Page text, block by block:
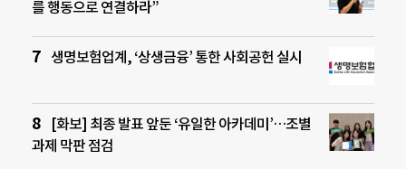
를 행동으로 연결하라”
생명보험업계, ‘상생금융’ 통한 사회공헌 실시
[화보] 최종 발표 앞둔 ‘유일한 아카데미’…조별
과제 막판 점검